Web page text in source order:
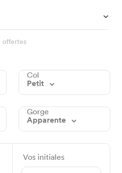
offertes
Col
Petit
Gorge
Apparente
Vos initiales